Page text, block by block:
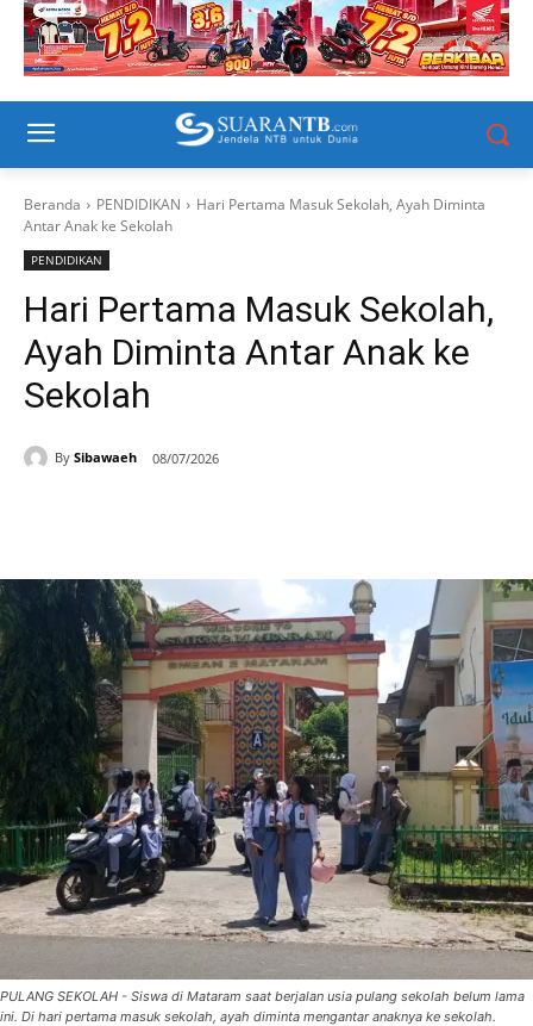
Beranda PENDIDIKAN
Hari Pertama Masuk Sekolah, Ayah Diminta
Antar Anak ke Sekolah
PENDIDIKAN
Hari Pertama Masuk Sekolah,
Ayah Diminta Antar Anak ke
Sekolah
By Sibawaeh 08/07/2026
PULANG SEKOLAH - Siswa di Mataram saat berjalan usia pulang sekolah belum lama
ini. Di hari pertama masuk sekolah, ayah diminta mengantar anaknya ke sekolah.